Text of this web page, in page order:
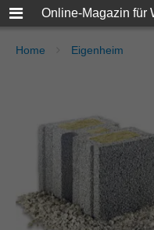
Online-Magazin für
Home Eigenheim